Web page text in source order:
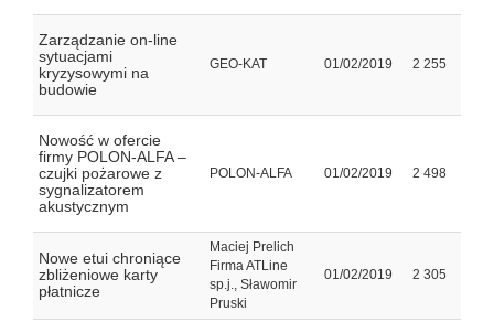
Zarządzanie on-line
sytuacjami
kryzysowymi na
budowie
GEO-KAT 01/02/2019 2 255
Nowość w ofercie
firmy POLON-ALFA –
czujki pożarowe z
sygnalizatorem
akustycznym
POLON-ALFA 01/02/2019 2 498
Nowe etui chroniące
zbliżeniowe karty
płatnicze
Maciej Prelich
Firma ATLine
sp.j., Sławomir
Pruski
01/02/2019 2 305